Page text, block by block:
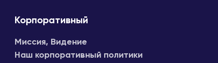
Корпоративный
Миссия, Видение
Наш корпоративный политики